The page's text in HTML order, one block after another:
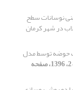
نوسانات سطح
در شهر کرمان
حوضه توسط مدل
[دوره 8، شماره 2، 1396، صفحه